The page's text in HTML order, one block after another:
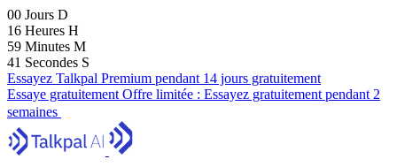
00 Jours D
16 Heures H
59 Minutes M
40 Secondes S
Essayez Talkpal Premium pendant 14 jours gratuitement
Essaye gratuitement Offre limitée : Essayez gratuitement pendant 2
semaines